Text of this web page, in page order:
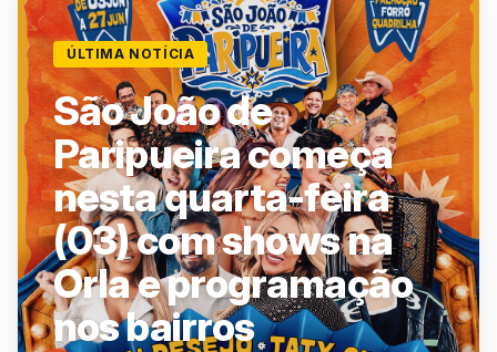
ÚLTIMA NOTÍCIA
São João de
Paripueira começa
nesta quarta-feira
(03) com shows na
Orla e programação
nos bairros